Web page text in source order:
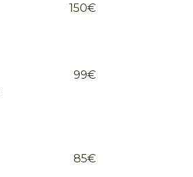
150€
99€
85€